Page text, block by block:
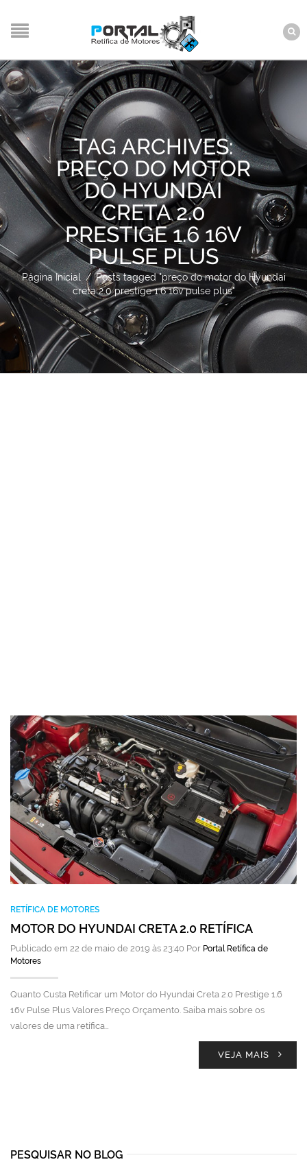
TAG ARCHIVES:
PREÇO DO MOTOR
DO HYUNDAI
CRETA 2.0
PRESTIGE 1.6 16V
PULSE PLUS
Página Inicial / Posts tagged "preço do motor do Hyundai
creta 2.0 prestige 1.6 16v pulse plus"
RETÍFICA DE MOTORES
MOTOR DO HYUNDAI CRETA 2.0 RETÍFICA
Publicado em 22 de maio de 2019 às 23:40 Por Portal Retífica de
Motores
Quanto Custa Retificar um Motor do Hyundai Creta 2.0 Prestige 1.6
16v Pulse Plus Valores Preço Orçamento. Saiba mais sobre os
valores de uma retífica…
VEJA MAIS
PESQUISAR NO BLOG